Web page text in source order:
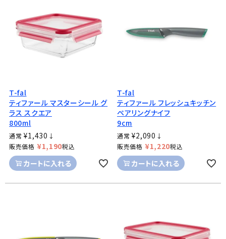
T-fal
ティファール マスターシール グ
ラス スクエア
800ml
通常 ¥1,430 ↓
販売価格 ¥1,190税込
カートに入れる
T-fal
ティファール フレッシュキッチン
ペアリングナイフ
9cm
通常 ¥2,090 ↓
販売価格 ¥1,220税込
カートに入れる